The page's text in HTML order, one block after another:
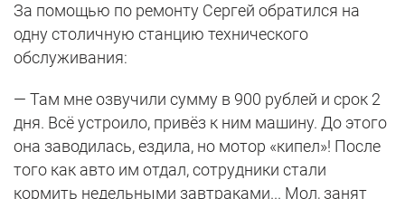
За помощью по ремонту Сергей обратился на
одну столичную станцию технического
обслуживания:
— Там мне озвучили сумму в 900 рублей и срок 2
дня. Всё устроило, привёз к ним машину. До этого
она заводилась, ездила, но мотор «кипел»! После
того как авто им отдал, сотрудники стали
кормить недельными завтраками... Мол, занят